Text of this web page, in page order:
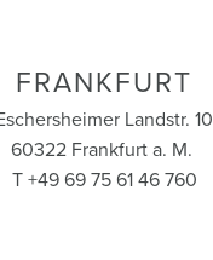
FRANKFURT
Landstr. 10
60322 Frankfurt a. M.
T +49 69 75 61 46 760